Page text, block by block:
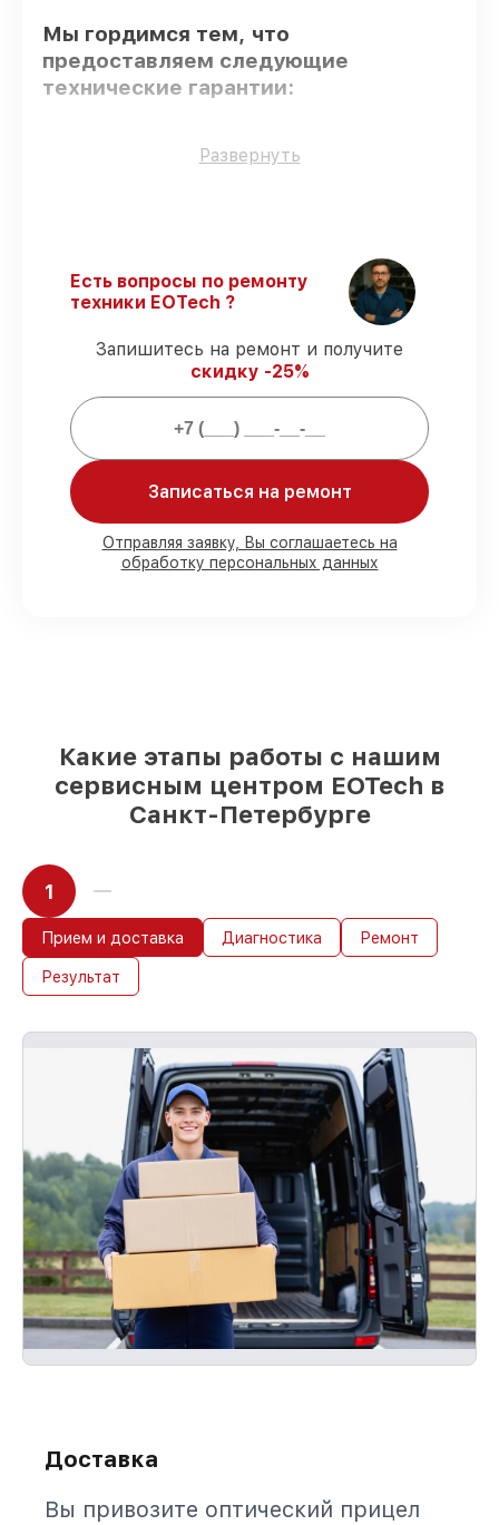
Мы гордимся тем, что
предоставляем следующие
технические гарантии:
Использование оригинальных
проверенные специалисты с опытом и
сертификацией.
Соблюдение сроков восстановления
обслуживание оптического прицела 1-
10x28 FFP выполняется строго в
оговоренные сроки.
Гарантийное обслуживание–
предоставляем официальное
гарантийное сопровождение после
восстановления.
Мы гарантируем:
85%работ в течение пары часов, если
мастер приступает к починке сразу
Развернуть
Есть вопросы по ремонту
техники EOTech ?
Запишитесь на ремонт и получите
скидку -25%
Записаться на ремонт
Отправляя заявку, Вы соглашаетесь на
обработку персональных данных
Какие этапы работы с нашим
сервисным центром EOTech в
Санкт-Петербурге
1
Прием и доставка Диагностика Ремонт
Результат
Доставка
Вы привозите оптический прицел